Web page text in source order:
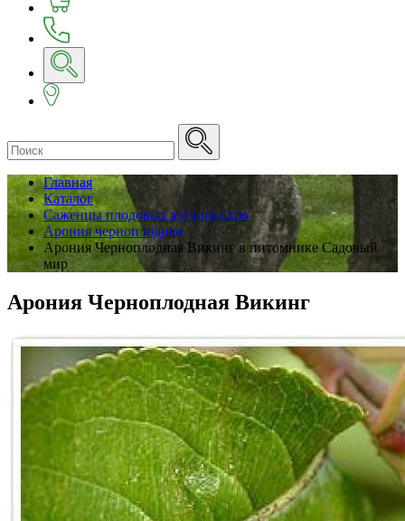
Главная
Каталог
Саженцы плодовых кустарников
Арония черноплодная
Арония Черноплодная Викинг в питомнике Садовый
мир
Арония Черноплодная Викинг